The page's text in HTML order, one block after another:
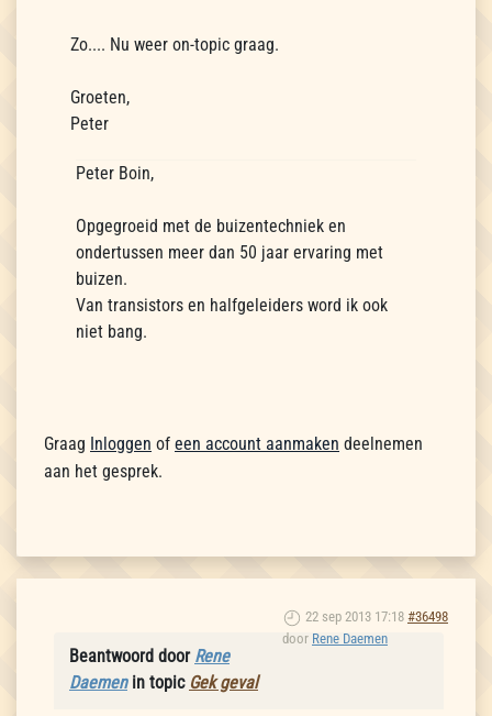
Zo.... Nu weer on-topic graag.
Groeten,
Peter
Peter Boin,
Opgegroeid met de buizentechniek en
ondertussen meer dan 50 jaar ervaring met
buizen.
Van transistors en halfgeleiders word ik ook
niet bang.
Graag Inloggen of een account aanmaken deelnemen
aan het gesprek.
22 sep 2013 17:18 #36498
door Rene Daemen
Beantwoord door Rene
Daemenin topic Gek geval